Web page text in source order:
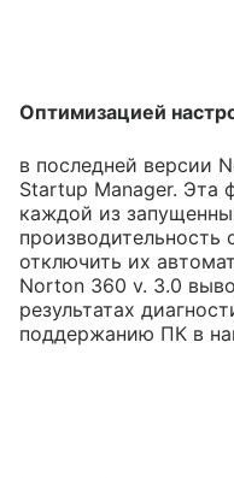
Оптимизацией
в последней версии
Startup Manager. Эта
каждой из
производительность
отключить их
Norton 360 v. 3.0
результатах
поддержанию ПК в